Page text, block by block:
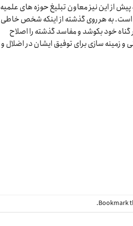
پیش از این نیز معاون تبلیغ حوزه های علمیه
است. به هر روی گذشته از اینکه شخص خاطی
گناه خود بکوشد و مفاسد گذشته را اصلاح
زمینه سازی برای توفیق ایشان در اضلال و
.